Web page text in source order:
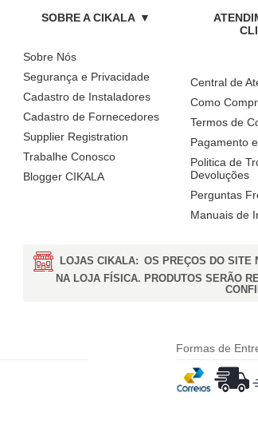
SOBRE A CIKALA
Sobre Nós
Segurança e Privacidade
Cadastro de Instaladores
Cadastro de Fornecedores
Supplier Registration
Trabalhe Conosco
Blogger CIKALA
Central de
Como
Termos de
Pagamento
Politica de
Devoluções
Perguntas
Manuais de
LOJAS CIKALA: OS PREÇOS DO SITE
NA LOJA FÍSICA. PRODUTOS SERÃO
Formas de